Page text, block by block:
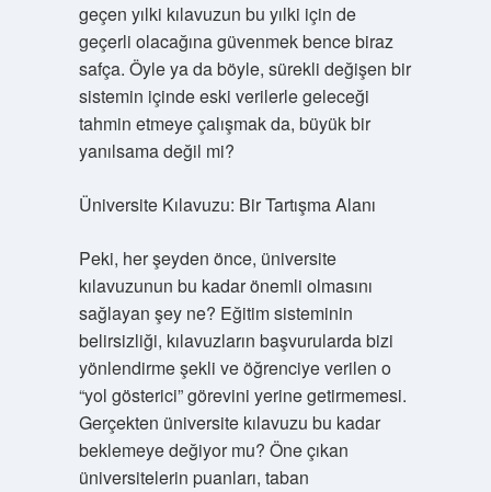
geçen yılki kılavuzun bu yılki için de
geçerli olacağına güvenmek bence biraz
safça. Öyle ya da böyle, sürekli değişen bir
sistemin içinde eski verilerle geleceği
tahmin etmeye çalışmak da, büyük bir
yanılsama değil mi?
Üniversite Kılavuzu: Bir Tartışma Alanı
Peki, her şeyden önce, üniversite
kılavuzunun bu kadar önemli olmasını
sağlayan şey ne? Eğitim sisteminin
belirsizliği, kılavuzların başvurularda bizi
yönlendirme şekli ve öğrenciye verilen o
“yol gösterici” görevini yerine getirmemesi.
Gerçekten üniversite kılavuzu bu kadar
beklemeye değiyor mu? Öne çıkan
üniversitelerin puanları, taban